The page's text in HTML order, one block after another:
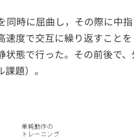
時に屈曲し，その際に中
度で交互に繰り返すことを
態で行った。その前後で
題）。